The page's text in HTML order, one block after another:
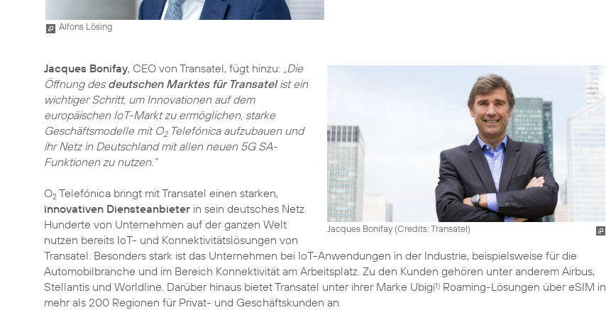
Alfons Lösing
Jacques Bonifay (Credits: Transatel)
Jacques Bonifay, CEO von Transatel, fügt hinzu: „Die
Öffnung des deutschen Marktes für Transatelist ein
wichtiger Schritt, um Innovationen auf dem
europäischen IoT-Markt zu ermöglichen, starke
Geschäftsmodelle mit O2Telefónica aufzubauen und
ihr Netz in Deutschland mit allen neuen 5G SA-
Funktionen zu nutzen.“
O2 Telefónica bringt mit Transatel einen starken,
innovativen Diensteanbieter in sein deutsches Netz.
Hunderte von Unternehmen auf der ganzen Welt
nutzen bereits IoT- und Konnektivitätslösungen von
Transatel. Besonders stark ist das Unternehmen bei IoT-Anwendungen in der Industrie, beispielsweise für die
Automobilbranche und im Bereich Konnektivität am Arbeitsplatz. Zu den Kunden gehören unter anderem Airbus,
Stellantis und Worldline. Darüber hinaus bietet Transatel unter ihrer Marke Ubigi1) Roaming-Lösungen über eSIM in
mehr als 200 Regionen für Privat- und Geschäftskunden an.